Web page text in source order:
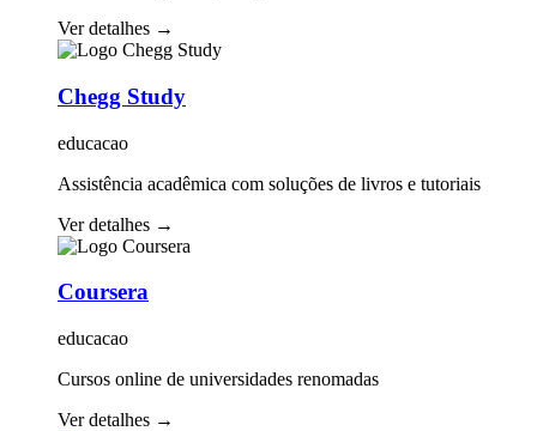
Ver detalhes →
Chegg Study
educacao
Assistência acadêmica com soluções de livros e tutoriais
Ver detalhes →
Coursera
educacao
Cursos online de universidades renomadas
Ver detalhes →